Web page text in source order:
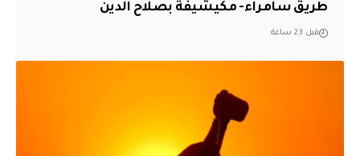
طريق سامراء- مكيشيفة بصلاح الدين
قبل 23 ساعة